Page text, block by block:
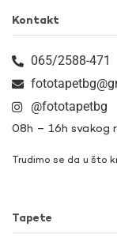
Kontakt
065/2588-471
@fototapetbg
08h – 16h svakog
Trudimo se da u što
Tapete